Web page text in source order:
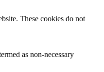
These cookies do not
as non-necessary